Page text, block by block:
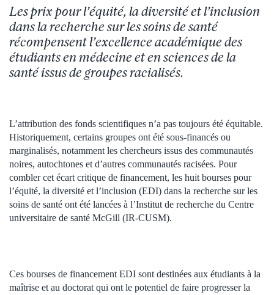
Les prix pour l’équité, la diversité et l’inclusion
dans la recherche sur les soins de santé
récompensent l’excellence académique des
étudiants en médecine et en sciences de la
santé issus de groupes racialisés.
L’attribution des fonds scientifiques n’a pas toujours été équitable.
Historiquement, certains groupes ont été sous-financés ou
marginalisés, notamment les chercheurs issus des communautés
noires, autochtones et d’autres communautés racisées. Pour
combler cet écart critique de financement, les huit bourses pour
l’équité, la diversité et l’inclusion (EDI) dans la recherche sur les
soins de santé ont été lancées à l’Institut de recherche du Centre
universitaire de santé McGill (IR-CUSM).
Ces bourses de financement EDI sont destinées aux étudiants à la
maîtrise et au doctorat qui ont le potentiel de faire progresser la